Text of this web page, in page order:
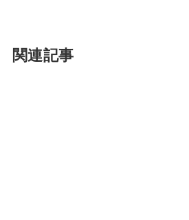
関連記事